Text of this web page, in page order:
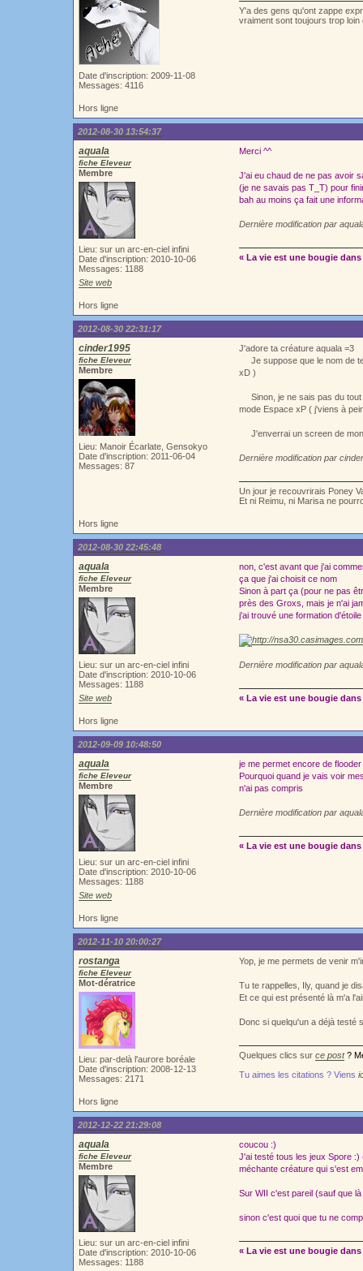
Date d'inscription: 2009-11-08
Messages: 4116
Y'a des gens qu'ont zappe
vraiment sont toujours trop
Hors ligne
2012-08-30 13:54:37
aquala
fiche Eleveur
Membre
Lieu: sur un arc-en-ciel infini
Date d'inscription: 2010-10-06
Messages: 1188
Site web
Merci ^^
J'ai eu chaud de ne pas avoir
(je ne savais pas T_T) pour
bah au moins ça fait une
Dernière modification par
« La vie est une bougie dans
Hors ligne
2012-08-30 22:31:17
cinder1995
fiche Eleveur
Membre
Lieu: Manoir Écarlate, Gensokyo
Date d'inscription: 2011-06-04
Messages: 87
J'adore ta créature aquala =3
Je suppose que le nom de
xD )
Sinon, je ne sais pas du tout
mode Espace xP ( j'viens à
J'enverrai un screen de
Dernière modification par
Un jour je recouvrirais Poney
Et ni Reimu, ni Marisa ne
Hors ligne
2012-08-30 22:45:48
aquala
fiche Eleveur
Membre
Lieu: sur un arc-en-ciel infini
Date d'inscription: 2010-10-06
Messages: 1188
Site web
non, c'est avant que j'ai
ça que j'ai choisit ce nom
Sinon à part ça (pour ne pas
près des Groxs, mais je n'ai
j'ai trouvé une formation
Dernière modification par
« La vie est une bougie dans
Hors ligne
2012-09-09 10:48:50
aquala
fiche Eleveur
Membre
Lieu: sur un arc-en-ciel infini
Date d'inscription: 2010-10-06
Messages: 1188
Site web
je me permet encore de
Pourquoi quand je vais voir
n'ai pas compris
Dernière modification par
« La vie est une bougie dans
Hors ligne
2012-11-10 20:00:27
rostanga
fiche Eleveur
Mot-dératrice
Lieu: par-delà l'aurore boréale
Date d'inscription: 2008-12-13
Messages: 2171
Yop, je me permets de venir
Tu te rappelles, Ily, quand je
Et ce qui est présenté là m'a
Donc si quelqu'un a déjà testé
Quelques clics sur ce post ?
Tu aimes les citations ? Viens
Hors ligne
2012-12-22 21:29:08
aquala
fiche Eleveur
Membre
Lieu: sur un arc-en-ciel infini
Date d'inscription: 2010-10-06
Messages: 1188
coucou :)
J'ai testé tous les jeux Spore
méchante créature qui s'est
Sur WII c'est pareil (sauf que
sinon c'est quoi que tu ne
« La vie est une bougie dans